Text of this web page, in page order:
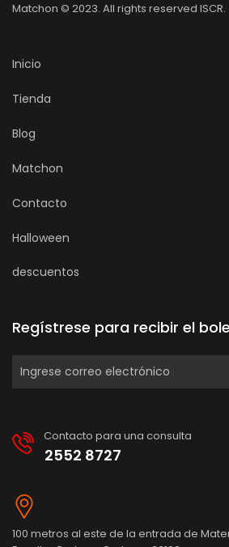
Matchon © 2023. All rights reserved ISCR.
Inicio
Tienda
Blog
Matchon
Contacto
Halloween
descuentos
Regístrese para recibir el
Contacto para una consulta
2552 8727
100 metros al este de la entrada de